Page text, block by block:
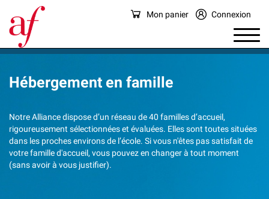
Mon panier Connexion
Hébergement en famille
Notre Alliance dispose d’un réseau de 40 familles d’accueil,
rigoureusement sélectionnées et évaluées. Elles sont toutes situées
dans les proches environs de l’école. Si vous n'êtes pas satisfait de
votre famille d'accueil, vous pouvez en changer à tout moment
(sans avoir à vous justifier).